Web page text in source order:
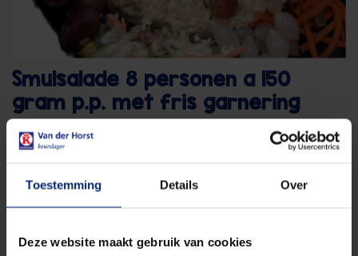
Toestemming Details Over
Deze website maakt gebruik van cookies
Smulsalade 8 personen a 150
gram p.p. met fris garnering
€42,90per stuk
Smulsalade 8 personen a 150 gram p.p. met fris garnering